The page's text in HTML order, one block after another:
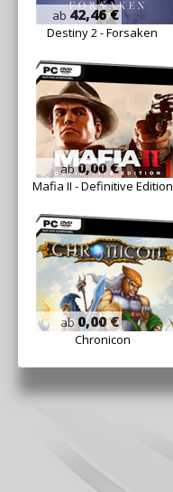
ab 42,46 €
Destiny 2 - Forsaken
ab0,00 €
Mafia II - Definitive Edition
ab0,00 €
Chronicon